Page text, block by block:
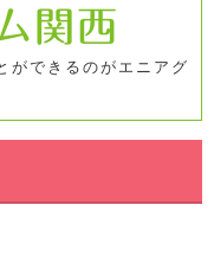
関西
ができるのがエニアグ